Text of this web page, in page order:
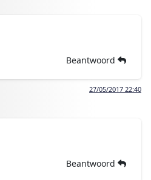
Beantwoord
27/05/2017 22:40
Beantwoord